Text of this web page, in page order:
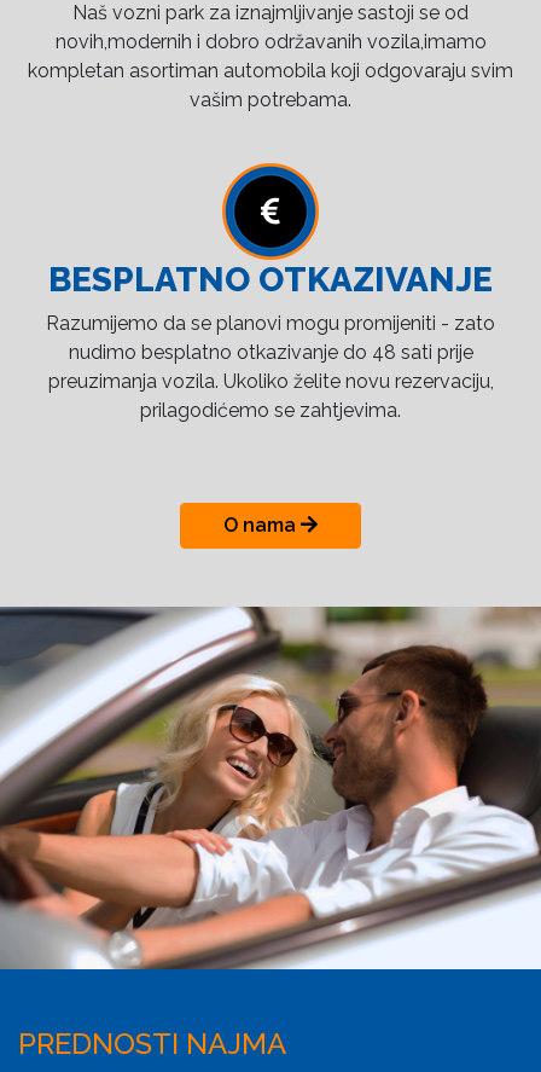
Naš vozni park za iznajmljivanje sastoji se od
novih,modernih i dobro održavanih vozila,imamo
kompletan asortiman automobila koji odgovaraju svim
vašim potrebama.
BESPLATNO OTKAZIVANJE
Razumijemo da se planovi mogu promijeniti - zato
nudimo besplatno otkazivanje do 48 sati prije
preuzimanja vozila. Ukoliko želite novu rezervaciju,
prilagodićemo se zahtjevima.
O nama
PREDNOSTI NAJMA